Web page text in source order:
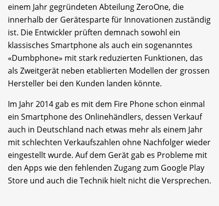
einem Jahr gegründeten Abteilung ZeroOne, die
innerhalb der Gerätesparte für Innovationen zuständig
ist. Die Entwickler prüften demnach sowohl ein
klassisches Smartphone als auch ein sogenanntes
«Dumbphone» mit stark reduzierten Funktionen, das
als Zweitgerät neben etablierten Modellen der grossen
Hersteller bei den Kunden landen könnte.
Im Jahr 2014 gab es mit dem Fire Phone schon einmal
ein Smartphone des Onlinehändlers, dessen Verkauf
auch in Deutschland nach etwas mehr als einem Jahr
mit schlechten Verkaufszahlen ohne Nachfolger wieder
eingestellt wurde. Auf dem Gerät gab es Probleme mit
den Apps wie den fehlenden Zugang zum Google Play
Store und auch die Technik hielt nicht die Versprechen.